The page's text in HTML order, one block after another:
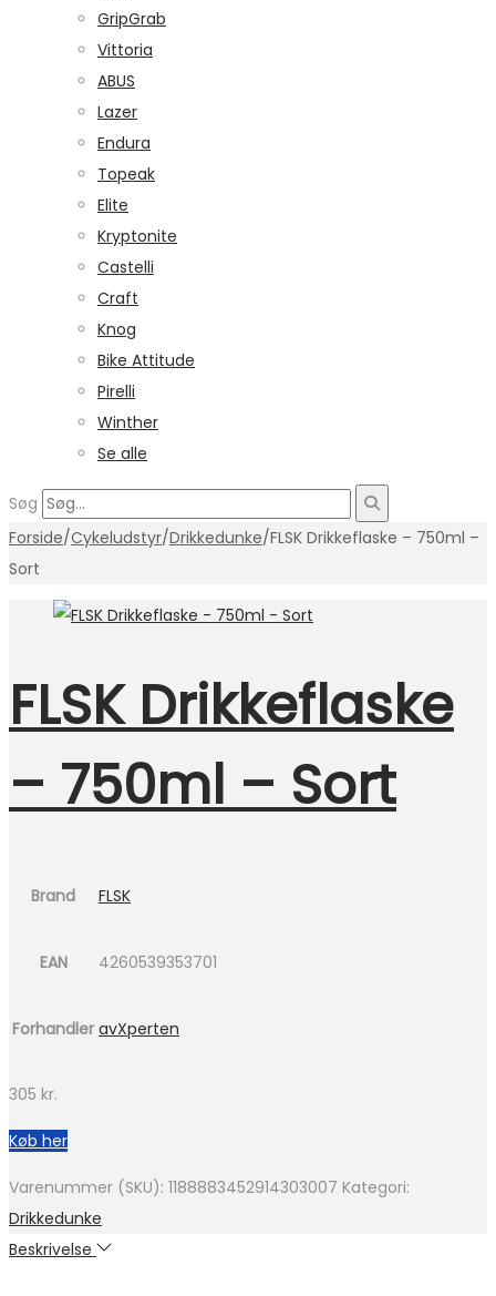
GripGrab
Vittoria
ABUS
Lazer
Endura
Topeak
Elite
Kryptonite
Castelli
Craft
Knog
Bike Attitude
Pirelli
Winther
Se alle
Søg
Forside/Cykeludstyr/Drikkedunke/FLSK Drikkeflaske – 750ml –
Sort
FLSK Drikkeflaske
– 750ml – Sort
Brand FLSK
EAN 4260539353701
Forhandler avXperten
305 kr.
Køb her
Varenummer (SKU): 1188883452914303007 Kategori:
Drikkedunke
Beskrivelse